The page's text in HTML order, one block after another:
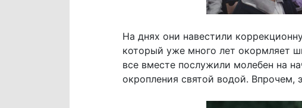
На днях они навестили
который уже много лет окормляет
все вместе послужили молебен на
окропления святой водой. Впрочем,